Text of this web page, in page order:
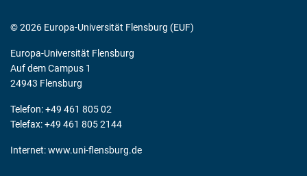
© 2026 Europa-Universität Flensburg (EUF)
Europa-Universität Flensburg
Auf dem Campus 1
24943 Flensburg
Telefon: +49 461 805 02
Telefax: +49 461 805 2144
Internet:www.uni-flensburg.de